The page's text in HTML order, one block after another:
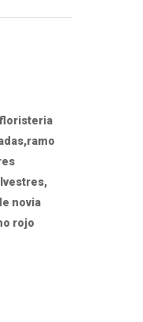
novia
rojo